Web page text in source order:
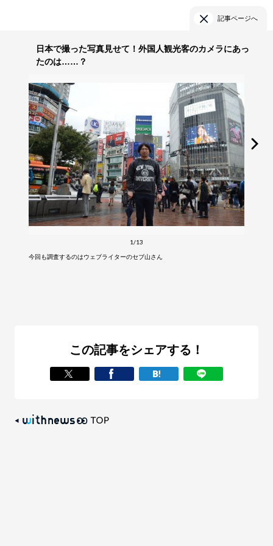
記事ページへ
日本で撮った写真見せて！外国人観光客のカメラにあっ
たのは……？
1/13
今回も調査するのはウェブライターのセブ山さん
この記事をシェアする！